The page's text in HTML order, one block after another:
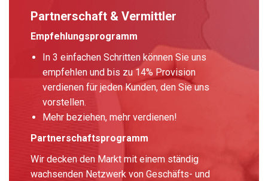
Partnerschaft & Vermittler
Empfehlungsprogramm
In 3 einfachen Schritten können Sie uns
empfehlen und bis zu 14% Provision
verdienen für jeden Kunden, den Sie uns
vorstellen.
Mehr beziehen, mehr verdienen!
Partnerschaftsprogramm
Wir decken den Markt mit einem ständig
wachsenden Netzwerk von Geschäfts- und